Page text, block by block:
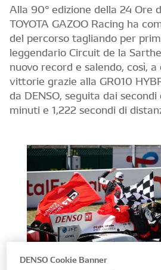
Alla 90° edizione della 24 Ore
TOYOTA GAZOO Racing ha
del percorso tagliando per
leggendario Circuit de la
nuovo record e salendo, così,
vittorie grazie alla GR010
da DENSO, seguita dai
minuti e 1,222 secondi di
DENSO Cookie Banner